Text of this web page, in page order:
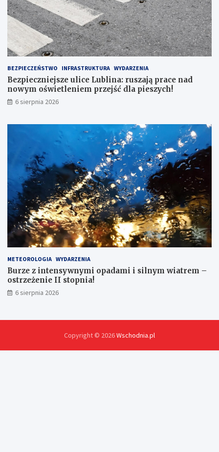
6
7
BEZPIECZEŃSTWO INFRASTRUKTURA WYDARZENIA
Bezpieczniejsze ulice Lublina: ruszają prace nad
nowym oświetleniem przejść dla pieszych!
6 sierpnia 2026
METEOROLOGIA WYDARZENIA
Burze z intensywnymi opadami i silnym wiatrem –
ostrzeżenie II stopnia!
6 sierpnia 2026
Copyright © 2026Wschodnia.pl